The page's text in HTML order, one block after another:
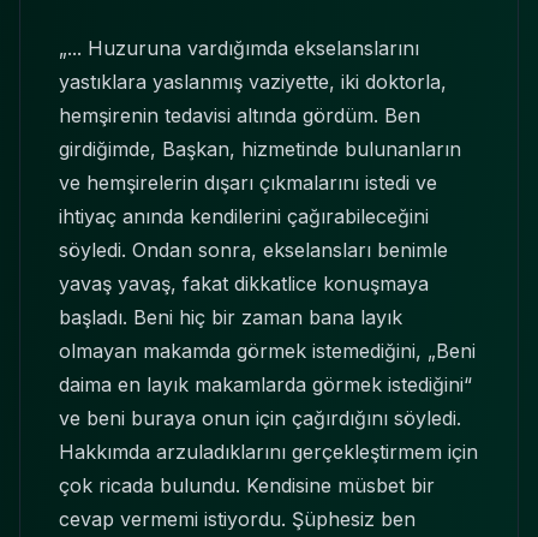
„... Huzuruna vardığımda ekselanslarını
yastıklara yaslanmış vaziyette, iki doktorla,
hemşirenin tedavisi altında gördüm. Ben
girdiğimde, Başkan, hizmetinde bulunanların
ve hemşirelerin dışarı çıkmalarını istedi ve
ihtiyaç anında kendilerini çağırabileceğini
söyledi. Ondan sonra, ekselansları benimle
yavaş yavaş, fakat dikkatlice konuşmaya
başladı. Beni hiç bir zaman bana layık
olmayan makamda görmek istemediğini, „Beni
daima en layık makamlarda görmek istediğini“
ve beni buraya onun için çağırdığını söyledi.
Hakkımda arzuladıklarını gerçekleştirmem için
çok ricada bulundu. Kendisine müsbet bir
cevap vermemi istiyordu. Şüphesiz ben